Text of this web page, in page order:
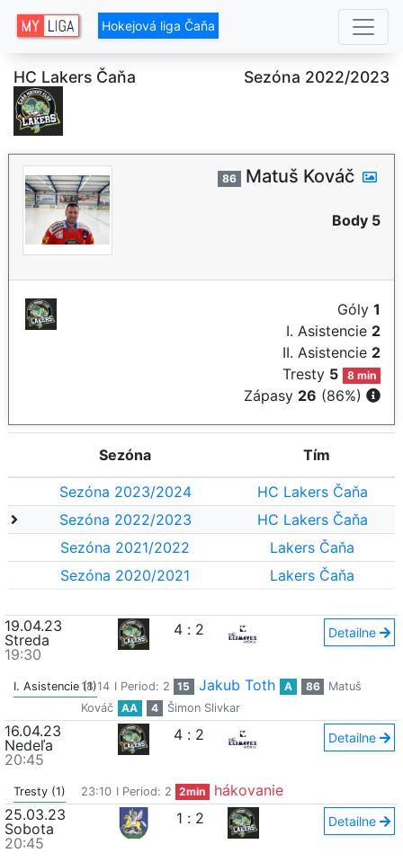
Hokejová liga Čaňa
HC Lakers Čaňa Sezóna 2022/2023
86 Matuš Kováč
Body 5
Góly 1
I. Asistencie 2
II. Asistencie 2
Tresty 5 8 min
Zápasy 26 (86%)
Sezóna Tím
Sezóna 2023/2024
HC Lakers Čaňa
Sezóna 2022/2023
HC Lakers Čaňa
Sezóna 2021/2022
Lakers Čaňa
Sezóna 2020/2021
Lakers Čaňa
19.04.23
Streda
19:30
4 : 2 Detailne
I. Asistencie (1)18:14 I Period: 2 15 Jakub Toth A 86
Matuš
Kováč
AA 4 Šimon Slivkar
16.04.23
Nedeľa
20:45
4 : 2 Detailne
Tresty (1) 23:10 I Period: 2 2min
hákovanie
25.03.23
Sobota
20:45
1 : 2 Detailne